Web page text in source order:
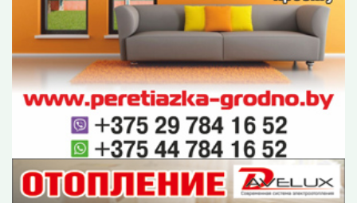
Рекламодателям
Обращения
Контакты
О редакции
Оплата
ОУИРП «Рэдакцыя газеты «Гродзенская праўда»
230025, г. Гродно, ул. Антонова, 25.
УНП 500034192
E-mail:gp-pravda@grodnonews.by